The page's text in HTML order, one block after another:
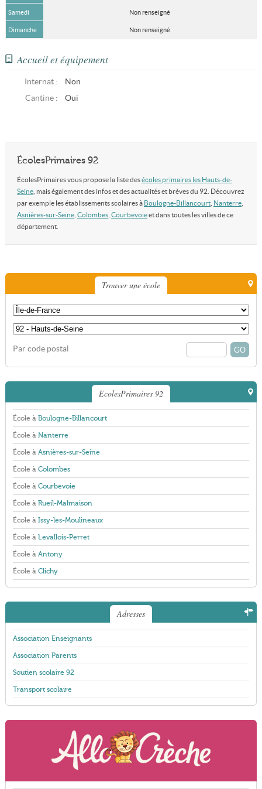
Samedi Non renseigné
Dimanche Non renseigné
Accueil et équipement
Internat :
Non
Cantine :
Oui
ÉcolesPrimaires 92
ÉcolesPrimaires vous propose la liste desécoles primaires les Hauts-de-
Seine, mais également des infos et des actualités et brèves du 92. Découvrez
par exemple les établissements scolaires à Boulogne-Billancourt, Nanterre,
Asnières-sur-Seine, Colombes, Courbevoieet dans toutes les villes de ce
département.
Trouver une école
Par code postal
EcolesPrimaires 92
École à Boulogne-Billancourt
École à Nanterre
École à Asnières-sur-Seine
École à Colombes
École à Courbevoie
École à Rueil-Malmaison
École à Issy-les-Moulineaux
École à Levallois-Perret
École à Antony
École à Clichy
Adresses
Association Enseignants
Association Parents
Soutien scolaire 92
Transport scolaire